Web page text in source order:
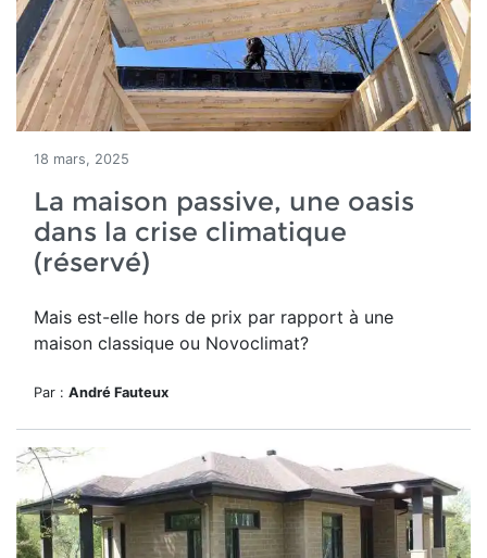
18 mars, 2025
La maison passive, une oasis
dans la crise climatique
(réservé)
Mais est-elle hors de prix par rapport à une
maison classique ou Novoclimat?
Par : André Fauteux